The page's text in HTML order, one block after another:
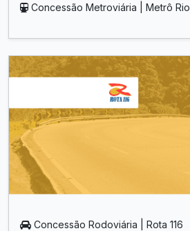
Concessão Metroviária | Metrô Rio
Concessão Rodoviária | Rota 116